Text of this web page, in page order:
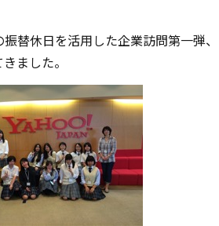
振替休日を活用した企業訪問第一弾
ました。